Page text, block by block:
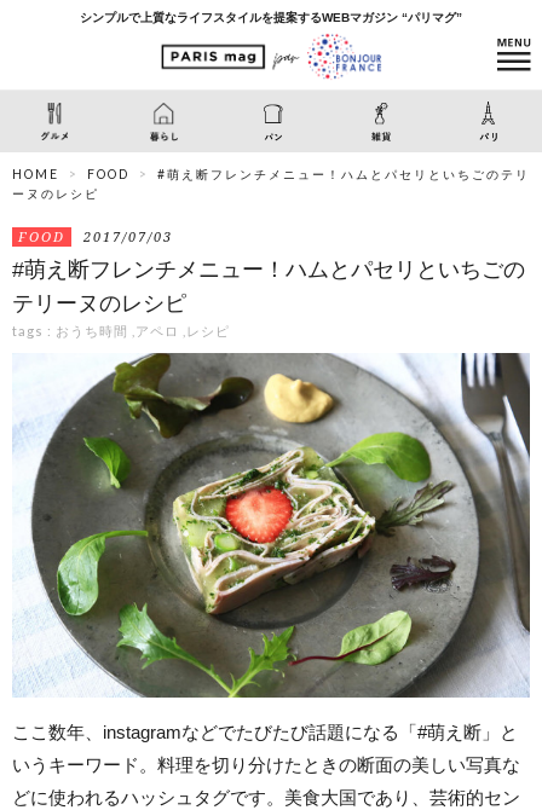
シンプルで上質なライフスタイルを提案するWEBマガジン “パリマグ”
HOME FOOD
#萌え断フレンチメニュー！ハムとパセリといちごのテリ
ーヌのレシピ
FOOD 2017/07/03
#萌え断フレンチメニュー！ハムとパセリといちごの
テリーヌのレシピ
tags : おうち時間 アペロ レシピ
ここ数年、instagramなどでたびたび話題になる「#萌え断」と
いうキーワード。料理を切り分けたときの断面の美しい写真な
どに使われるハッシュタグです。美食大国であり、芸術的セン